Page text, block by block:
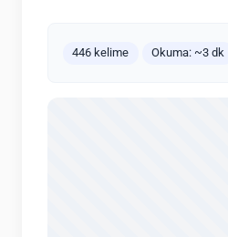
446 kelime Okuma: ~3 dk